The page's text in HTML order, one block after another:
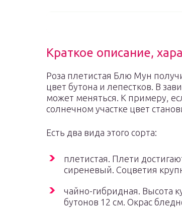
Краткое описание,
Роза плетистая Блю Мун
цвет бутона и лепестков. В
может меняться. К примеру,
солнечном участке цвет
Есть два вида этого сорта:
плетистая. Плети
сиреневый. Соцветия
чайно-гибридная. Высота
бутонов 12 см. Окрас